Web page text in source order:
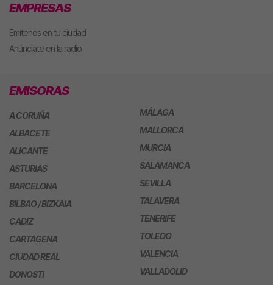
EMPRESAS
Emítenos en tu ciudad
Anúnciate en la radio
EMISORAS
A CORUÑA
ALBACETE
ALICANTE
ASTURIAS
BARCELONA
BILBAO / BIZKAIA
CADIZ
CARTAGENA
CIUDAD REAL
DONOSTI
MÁLAGA
MALLORCA
MURCIA
SALAMANCA
SEVILLA
TALAVERA
TENERIFE
TOLEDO
VALENCIA
VALLADOLID